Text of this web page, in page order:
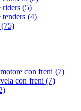
riders (5)
(4)
con freni (7)
con freni (7)